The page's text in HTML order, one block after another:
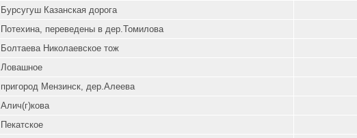
Бурсугуш Казанская дорога
Потехина, переведены в дер.Томилова
Болтаева Николаевское тож
Ловашное
пригород Мензинск, дер.Алеева
Алич(г)кова
Пекатское